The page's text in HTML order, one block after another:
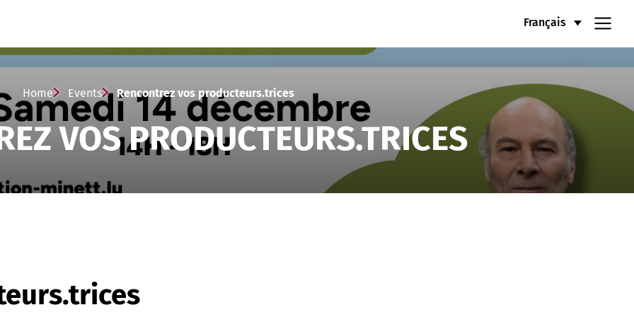
Français
Home Events Rencontrez vos producteurs.trices
VOS PRODUCTEURS.TRICES